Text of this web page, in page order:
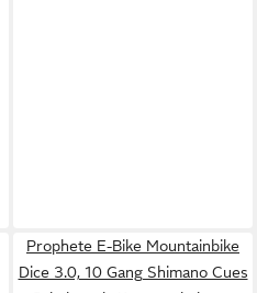
Prophete E-Bike Mountainbike
Dice 3.0, 10 Gang Shimano Cues